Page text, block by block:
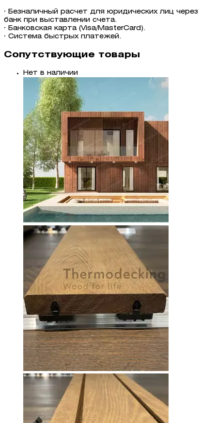
· Безналичный расчет для юридических лиц через
банк при выставлении счета.
· Банковская карта (Visa/MasterCard).
· Система быстрых платежей.
Сопутствующие товары
Нет в наличии